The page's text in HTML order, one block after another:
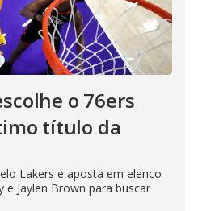
o 76ers
título da
Lakers e aposta em elenco
e Jaylen Brown para buscar